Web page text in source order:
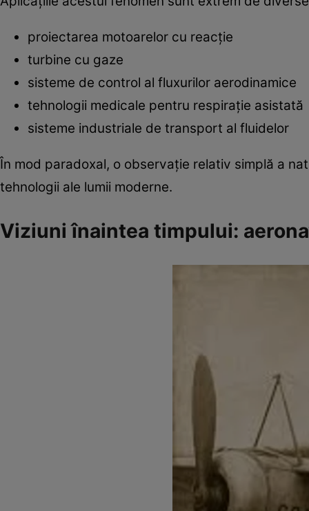
proiectarea motoarelor cu reacție
turbine cu gaze
sisteme de control al fluxurilor aerodinamice
tehnologii medicale pentru respirație asistată
sisteme industriale de transport al fluidelor
În mod paradoxal, o observație relativ simplă a
tehnologii ale lumii moderne.
Viziuni înaintea timpului: